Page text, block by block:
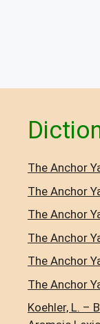
The Anchor
The Anchor
The Anchor
The Anchor
The Anchor
The Anchor
Koehler, L. –